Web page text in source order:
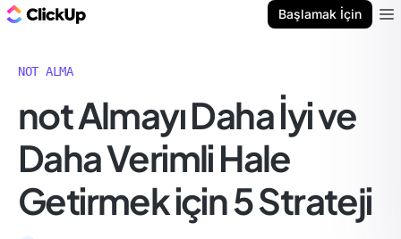
Başlamak İçin
NOT ALMA
not Almayı Daha İyi ve
Daha Verimli Hale
Getirmek için 5 Strateji